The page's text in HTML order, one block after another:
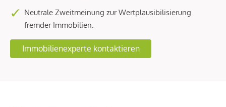
Neutrale Zweitmeinung zur Wertplausibilisierung
fremder Immobilien.
Immobilienexperte kontaktieren